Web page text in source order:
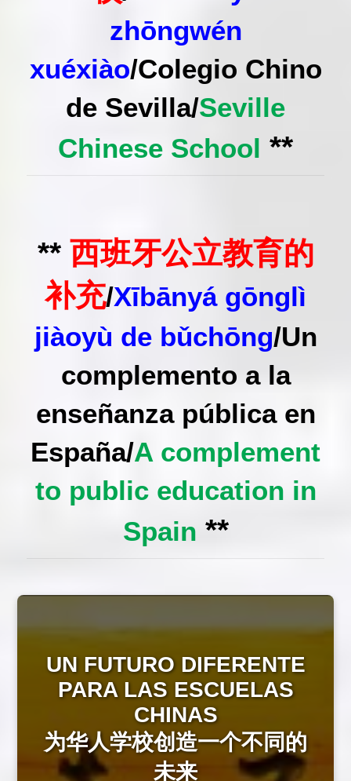
zhōngwén
xuéxiào/Colegio Chino
de Sevilla/Seville
Chinese School **
** 西班牙公立教育的
补充/Xībānyá gōnglì
jiàoyù de bǔchōng/Un
complemento a la
enseñanza pública en
España/A complement
to public education in
Spain **
UN FUTURO DIFERENTE
PARA LAS ESCUELAS
CHINAS
为华人学校创造一个不同的
未来